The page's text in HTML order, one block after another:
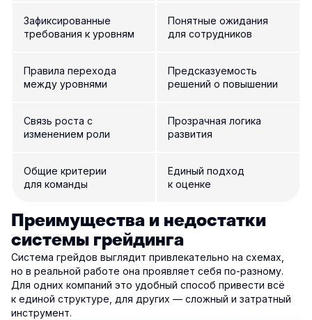
Зафиксированные
требования к уровням
Понятные ожидания
для сотрудников
Правила перехода
между уровнями
Предсказуемость
решений о повышении
Связь роста с
изменением роли
Прозрачная логика
развития
Общие критерии
для команды
Единый подход
к оценке
Преимущества и недостатки
системы грейдинга
Система грейдов выглядит привлекательно на схемах,
но в реальной работе она проявляет себя по-разному.
Для одних компаний это удобный способ привести всё
к единой структуре, для других — сложный и затратный
инструмент.